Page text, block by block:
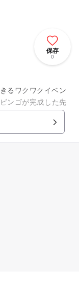
保存
0
るワクワクイベン
ンゴが完成した先
ズをプレゼン